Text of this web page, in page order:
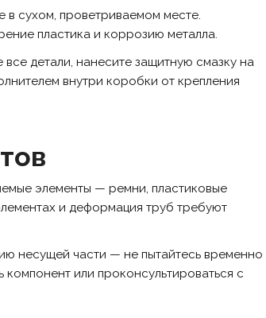
в сухом, проветриваемом месте.
пластика и коррозию металла.
детали, нанесите защитную смазку на
внутри коробки от крепления
элементы — ремни, пластиковые
и деформация труб требуют
несущей части — не пытайтесь временно
компонент или проконсультироваться с